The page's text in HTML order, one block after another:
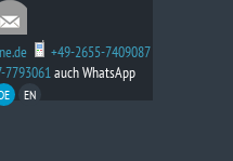
+49-2655-7409087
7793061auch WhatsApp
EN